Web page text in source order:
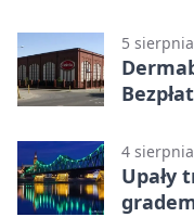
5
4
Upały